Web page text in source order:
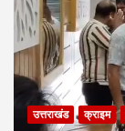
उत्तराखंड क्राइम